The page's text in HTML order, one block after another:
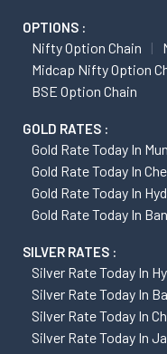
OPTIONS :
Nifty Option Chain
Midcap Nifty Option
BSE Option Chain
GOLD RATES :
Gold Rate Today In
Gold Rate Today In
Gold Rate Today In
Gold Rate Today In
SILVER RATES :
Silver Rate Today In
Silver Rate Today In
Silver Rate Today In
Silver Rate Today In